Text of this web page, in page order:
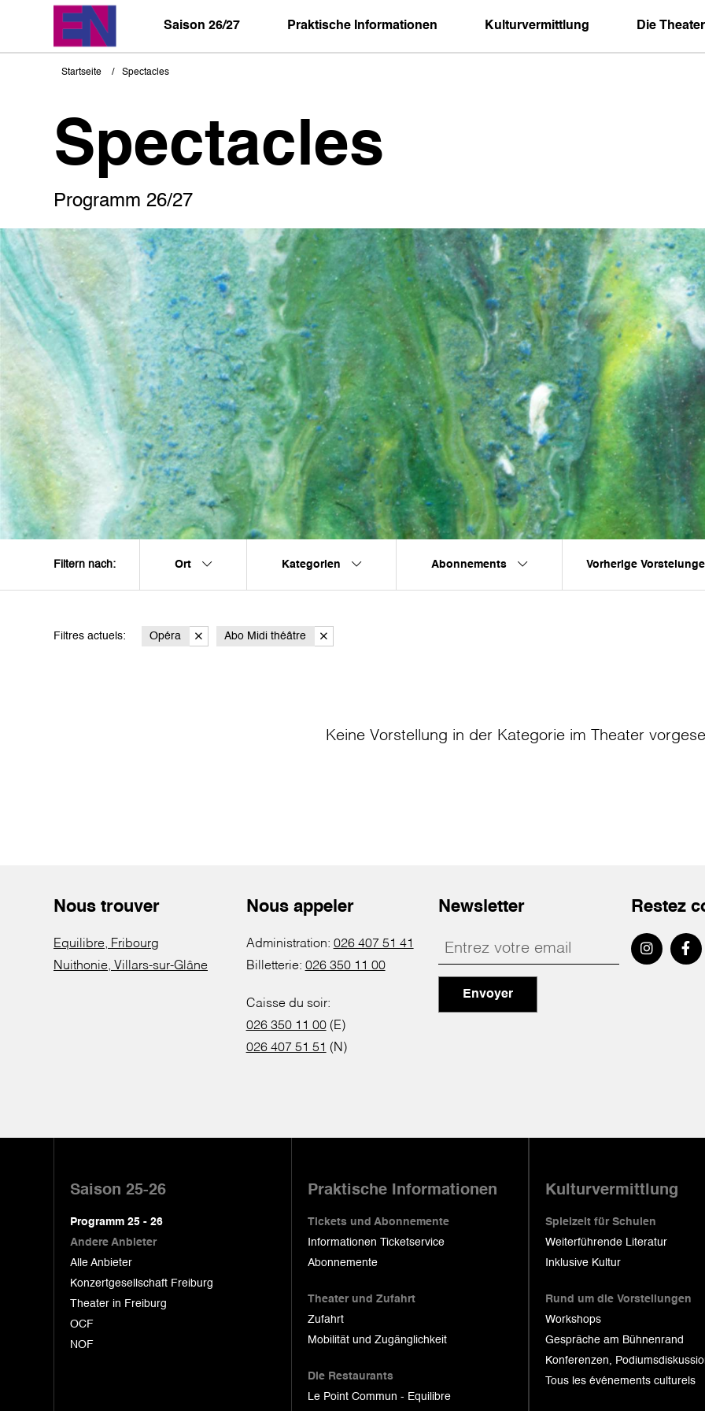
Saison 26/27 Praktische Informationen Kulturvermittlung Die Theater
Pfadnavigation
Startseite Spectacles
Spectacles
Programm 26/27
Filtern nach: Ort Kategorien Abonnements Vorherige
Filtres actuels: Opéra Abo Midi théâtre
Keine Vorstellung in der Kategorie im Theater
Nous trouver
Equilibre, Fribourg
Nuithonie, Villars-sur-Glâne
Nous appeler
Administration: 026 407 51 41
Billetterie: 026 350 11 00
Caisse du soir:
026 350 11 00(E)
026 407 51 51 (N)
Newsletter
Envoyer
Restez
Saison 25-26
Programm 25 - 26
Andere Anbieter
Alle Anbieter
Konzertgesellschaft Freiburg
Theater in Freiburg
OCF
NOF
Praktische Informationen
Tickets und Abonnemente
Informationen Ticketservice
Abonnemente
Theater und Zufahrt
Zufahrt
Mobilität und Zugänglichkeit
Die Restaurants
Le Point Commun - Equilibre
Kulturvermittlung
Spielzeit für Schulen
Weiterführende Literatur
Inklusive Kultur
Rund um die Vorstellungen
Workshops
Gespräche am Bühnenrand
Konferenzen,
Tous les événements culturels